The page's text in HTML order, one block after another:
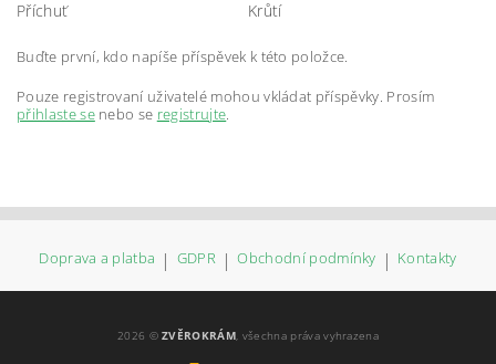
Příchuť Krůtí
Buďte první, kdo napíše příspěvek k této položce.
Pouze registrovaní uživatelé mohou vkládat příspěvky. Prosím
přihlaste senebo se registrujte.
Doprava a platba | GDPR | Obchodní podmínky | Kontakty
2026 ©ZVĚROKRÁM, všechna práva vyhrazena